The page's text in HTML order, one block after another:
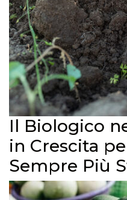
Il Biologico
in Crescita
Sempre Più